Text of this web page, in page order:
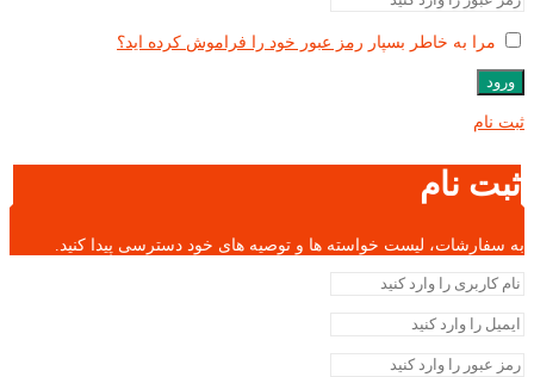
مرا به خاطر بسپار رمز عبور خود را فراموش کرده اید؟
ورود
ثبت نام
ثبت نام
به سفارشات، لیست خواسته ها و توصیه های خود دسترسی پیدا کنید.